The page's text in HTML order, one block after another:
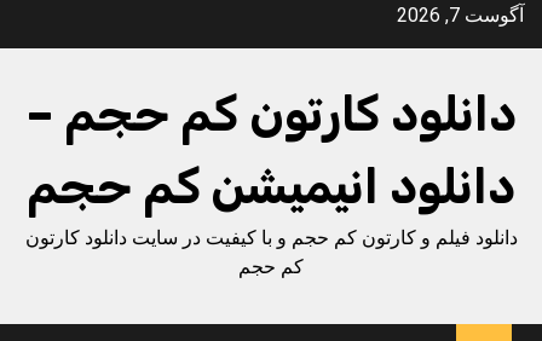
Skipآگوست 7, 2026
دانلود کارتون کم حجم –
دانلود انیمیشن کم حجم
دانلود فیلم و کارتون کم حجم و با کیفیت در سایت دانلود کارتون
کم حجم